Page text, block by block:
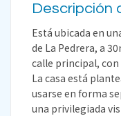
Descripción
Está ubicada en
de La Pedrera, a
calle principal,
La casa está
usarse en forma
una privilegiada